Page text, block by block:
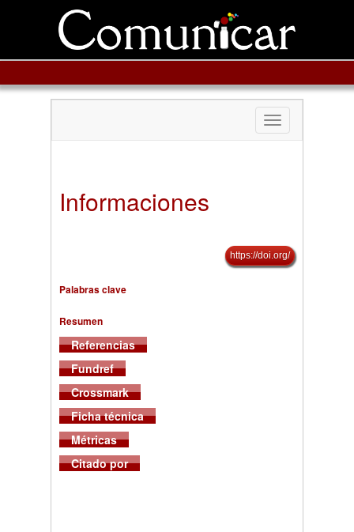
Toggle
navigation
Informaciones
https://doi.org/
Palabras clave
Resumen
Referencias
Fundref
Crossmark
Ficha técnica
Métricas
Citado por